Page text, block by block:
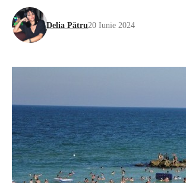
Delia Pătru20 Iunie 2024